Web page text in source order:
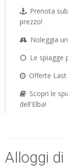
Prenota
prezzo!
Noleggia
Le spiagge
Offerte
Scopri le
dell'Elba!
Alloggi